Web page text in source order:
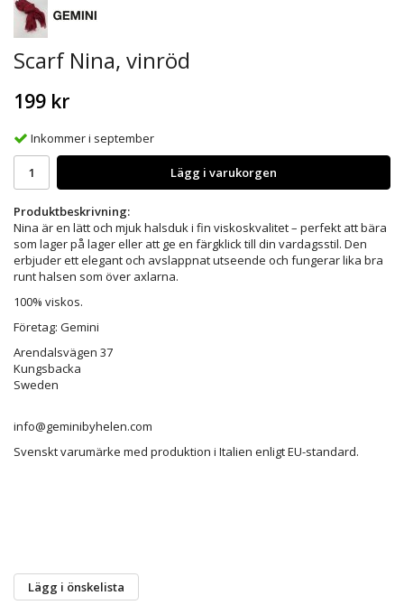
Scarf Nina, vinröd
199 kr
Inkommer i september
Lägg i varukorgen
Produktbeskrivning:
Nina är en lätt och mjuk halsduk i fin viskoskvalitet – perfekt att bära
som lager på lager eller att ge en färgklick till din vardagsstil. Den
erbjuder ett elegant och avslappnat utseende och fungerar lika bra
runt halsen som över axlarna.
100% viskos.
Företag: Gemini
Arendalsvägen 37
Kungsbacka
Sweden
info@geminibyhelen.com
Svenskt varumärke med produktion i Italien enligt EU-standard.
Lägg i önskelista